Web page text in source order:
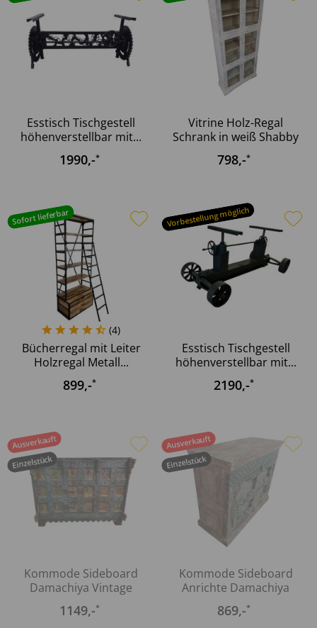
Esstisch Tischgestell
höhenverstellbar mit...
1990,-*
Vitrine Holz-Regal
Schrank in weiß Shabby
Chic...
798,-*
Sofort lieferbar
(4)
Bücherregal mit Leiter
Holzregal Metall...
899,-*
Vorbestellung möglich
Esstisch Tischgestell
höhenverstellbar mit...
2190,-*
Ausverkauft
Einzelstück
Kommode Sideboard
Damachiya Vintage
Taste of...
1149,-*
Ausverkauft
Einzelstück
Kommode Sideboard
Anrichte Damachiya
Vintage...
869,-*